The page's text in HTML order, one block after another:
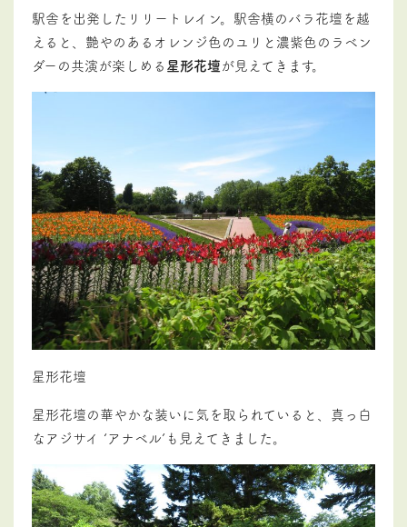
駅舎を出発したリリートレイン。駅舎横のバラ花壇を越
えると、艶やのあるオレンジ色のユリと濃紫色のラベン
ダーの共演が楽しめる星形花壇が見えてきます。
星形花壇
星形花壇の華やかな装いに気を取られていると、真っ白
なアジサイ ‘アナベル’も見えてきました。